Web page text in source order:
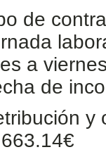
de
a
de
y